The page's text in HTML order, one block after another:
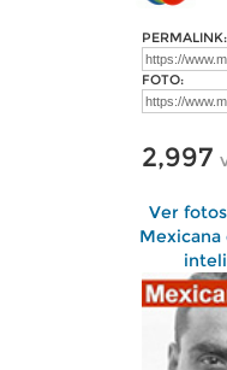
PERMALINK:
FOTO:
2,997
Ver
Mexicana